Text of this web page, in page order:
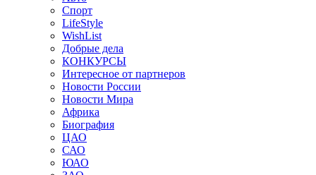
Спорт
LifeStyle
WishList
Добрые дела
КОНКУРСЫ
Интересное от партнеров
Новости России
Новости Мира
Африка
Биография
ЦАО
САО
ЮАО